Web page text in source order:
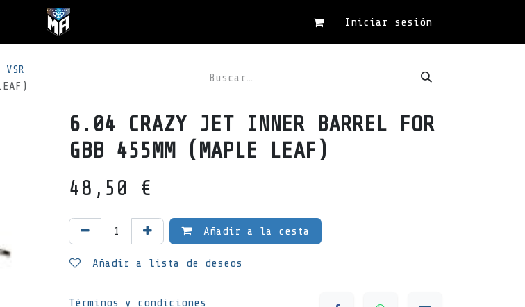
Iniciar sesión
6.04 CRAZY JET INNER BARREL FOR
GBB 455MM (MAPLE LEAF)
48,50 €
Añadir a la cesta
Añadir a lista de deseos
Términos y condiciones